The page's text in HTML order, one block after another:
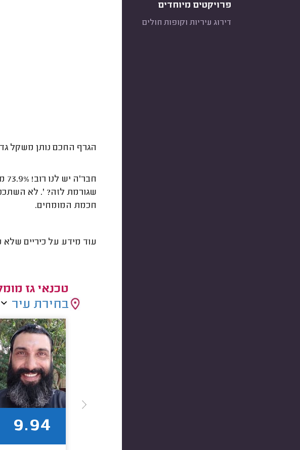
פרויקטים מיוחדים
דירוג עיריות וקופות חולים
הגרף החכם נותן משקל
חבר'ה יש לנו רוב! 73.9% מטכנאי הגז ענו
חכמת המומחים.
עוד מידע על כיריים
טכנאי גז
בחירת עיר
9.94